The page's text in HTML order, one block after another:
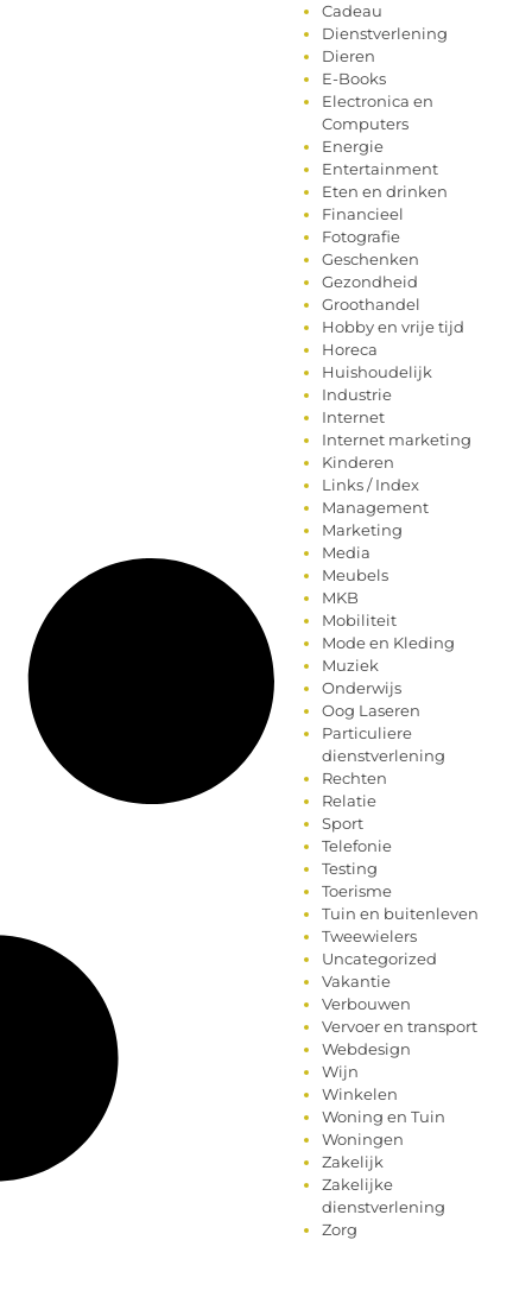
Cadeau
Dienstverlening
Dieren
E-Books
Electronica en
Computers
Energie
Entertainment
Eten en drinken
Financieel
Fotografie
Geschenken
Gezondheid
Groothandel
Hobby en vrije tijd
Horeca
Huishoudelijk
Industrie
Internet
Internet marketing
Kinderen
Links / Index
Management
Marketing
Media
Meubels
MKB
Mobiliteit
Mode en Kleding
Muziek
Onderwijs
Oog Laseren
Particuliere
dienstverlening
Rechten
Relatie
Sport
Telefonie
Testing
Toerisme
Tuin en buitenleven
Tweewielers
Uncategorized
Vakantie
Verbouwen
Vervoer en transport
Webdesign
Wijn
Winkelen
Woning en Tuin
Woningen
Zakelijk
Zakelijke
dienstverlening
Zorg